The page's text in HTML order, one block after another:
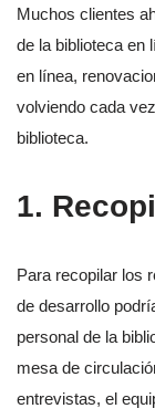
Muchos clientes
de la biblioteca en
en línea,
volviendo cada
biblioteca.
1.
Para recopilar los
de desarrollo
personal de la
mesa de
entrevistas, el